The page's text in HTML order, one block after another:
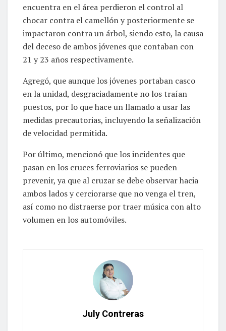
encuentra en el área perdieron el control al
chocar contra el camellón y posteriormente se
impactaron contra un árbol, siendo esto, la causa
del deceso de ambos jóvenes que contaban con
21 y 23 años respectivamente.
Agregó, que aunque los jóvenes portaban casco
en la unidad, desgraciadamente no los traían
puestos, por lo que hace un llamado a usar las
medidas precautorias, incluyendo la señalización
de velocidad permitida.
Por último, mencionó que los incidentes que
pasan en los cruces ferroviarios se pueden
prevenir, ya que al cruzar se debe observar hacia
ambos lados y cerciorarse que no venga el tren,
así como no distraerse por traer música con alto
volumen en los automóviles.
July Contreras